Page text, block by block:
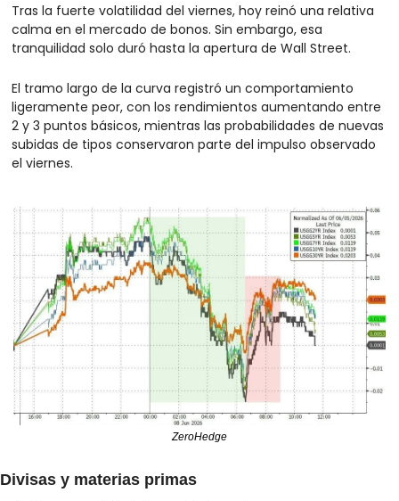
Tras la fuerte volatilidad del viernes, hoy reinó una relativa
calma en el mercado de bonos. Sin embargo, esa
tranquilidad solo duró hasta la apertura de Wall Street.
El tramo largo de la curva registró un comportamiento
ligeramente peor, con los rendimientos aumentando entre
2 y 3 puntos básicos, mientras las probabilidades de nuevas
subidas de tipos conservaron parte del impulso observado
el viernes.
ZeroHedge
Divisas y materias primas